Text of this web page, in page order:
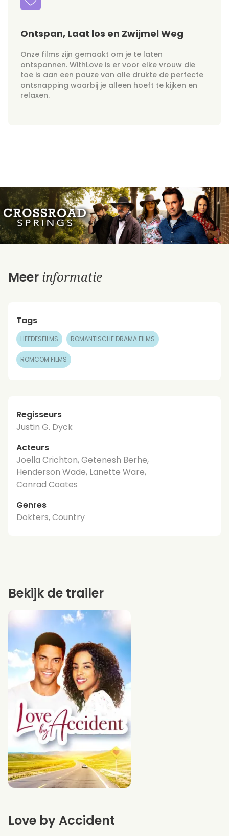
Ontspan, Laat los en Zwijmel Weg
Onze films zijn gemaakt om je te laten
ontspannen. WithLove is er voor elke vrouw die
toe is aan een pauze van alle drukte de perfecte
ontsnapping waarbij je alleen hoeft te kijken en
relaxen.
Meer informatie
Tags
LIEFDESFILMS ROMANTISCHE DRAMA FILMS
ROMCOM FILMS
Regisseurs
Justin G. Dyck
Acteurs
Joella Crichton, Getenesh Berhe,
Henderson Wade, Lanette Ware,
Conrad Coates
Genres
Dokters, Country
Love by Accident
Bekijk de trailer